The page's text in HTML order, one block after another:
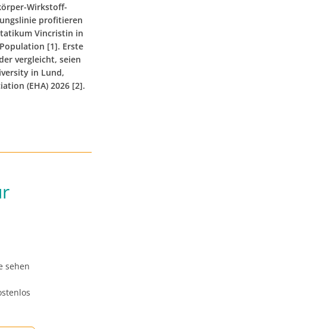
Wirkstoff-
profitieren
Vincristin in
[1]. Erste
vergleicht, seien
in Lund,
(EHA) 2026 [2].
sehen